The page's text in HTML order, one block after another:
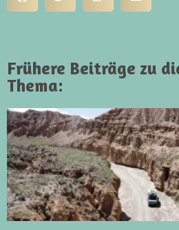
Frühere Beiträge zu
Thema: